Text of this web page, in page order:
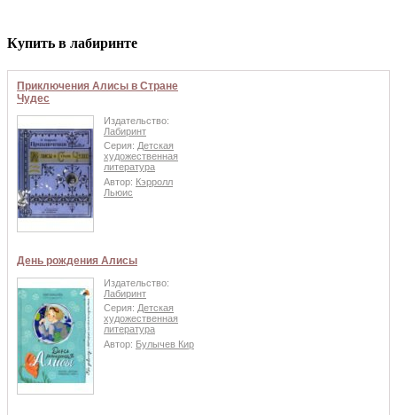
Купить в лабиринте
Приключения Алисы в Стране
Чудес
Издательство:
Лабиринт
Серия: Детская
художественная
литература
Автор: Кэрролл
Льюис
День рождения Алисы
Издательство:
Лабиринт
Серия: Детская
художественная
литература
Автор: Булычев Кир